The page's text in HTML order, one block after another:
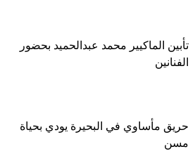
تأبين الماكيير محمد عبدالحميد بحضور
الفنانين
حريق مأساوي في البحيرة يودي بحياة
مسن